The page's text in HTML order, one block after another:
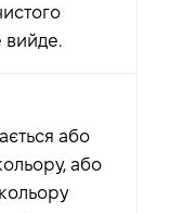
вийде.
або
або